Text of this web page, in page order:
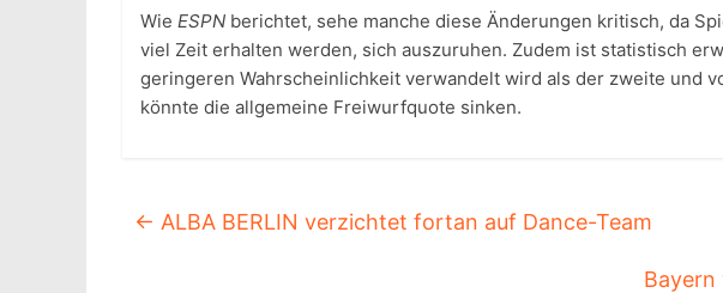
Wie ESPN berichtet, sehe manche diese Änderungen kritisch, da
viel Zeit erhalten werden, sich auszuruhen. Zudem ist statistisch
geringeren Wahrscheinlichkeit verwandelt wird als der zweite und
könnte die allgemeine Freiwurfquote sinken.
← ALBA BERLIN verzichtet fortan auf Dance-Team